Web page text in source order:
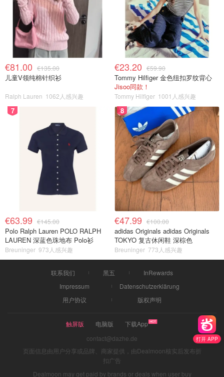
打开 APP
€81.00 €135.00
儿童V领纯棉针织衫
Ralph Lauren 1062人感兴趣
€23.20 €59.90
Tommy Hilfiger 金色纽扣罗纹背心
Jisoo同款！
Tommy Hilfiger 1001人感兴趣
7
€63.99 €145.00
Polo Ralph Lauren POLO RALPH
LAUREN 深蓝色珠地布 Polo衫
Breuninger 973人感兴趣
8
€47.99 €100.00
adidas Originals adidas Originals
TOKYO 复古休闲鞋 深棕色
Breuninger 773人感兴趣
联系我们 黑五
InRewards
Impressum
Datenschutzerklärung
用户协议
版权声明
触屏版 电脑版
下载App
contact@dazhe.de
页面信息由用户分享或品牌、商家提供，由Dealmoon核实后发布折
扣广告
Dealmoon may get paid by brands or deals when user buy